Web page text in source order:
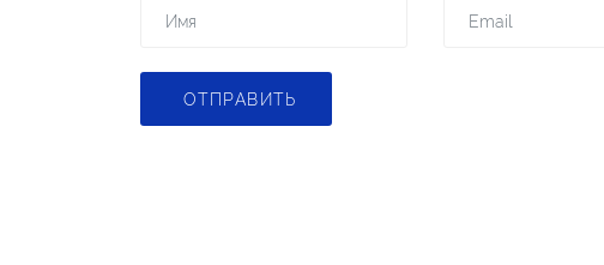
ОТПРАВИТЬ